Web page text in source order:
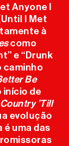
Anyone I
I Met
à
como
e “Drunk
caminho
Be
início de
’Till
evolução
é uma das